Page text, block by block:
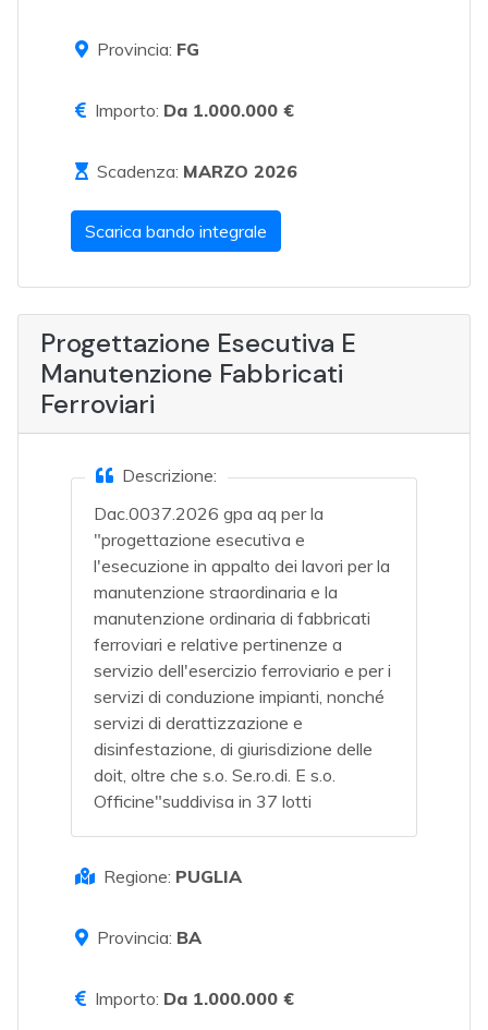
Provincia: FG
Importo: Da 1.000.000 €
Scadenza: MARZO 2026
Scarica bando integrale
Progettazione Esecutiva E
Manutenzione Fabbricati
Ferroviari
Descrizione:
Dac.0037.2026 gpa aq per la
"progettazione esecutiva e
l'esecuzione in appalto dei lavori per la
manutenzione straordinaria e la
manutenzione ordinaria di fabbricati
ferroviari e relative pertinenze a
servizio dell'esercizio ferroviario e per i
servizi di conduzione impianti, nonché
servizi di derattizzazione e
disinfestazione, di giurisdizione delle
doit, oltre che s.o. Se.ro.di. E s.o.
Officine"suddivisa in 37 lotti
Regione: PUGLIA
Provincia: BA
Importo: Da 1.000.000 €